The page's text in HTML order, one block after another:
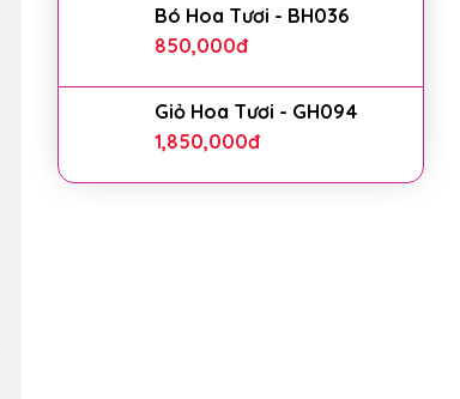
Bó Hoa Tươi - BH036
850,000đ
Giỏ Hoa Tươi - GH094
1,850,000đ